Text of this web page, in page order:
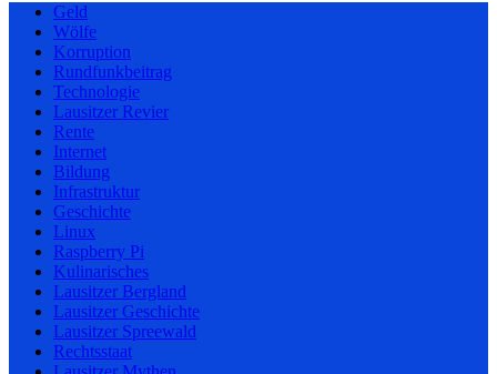
Geld
Wölfe
Korruption
Rundfunkbeitrag
Technologie
Lausitzer Revier
Rente
Internet
Bildung
Infrastruktur
Geschichte
Linux
Raspberry Pi
Kulinarisches
Lausitzer Bergland
Lausitzer Geschichte
Lausitzer Spreewald
Rechtsstaat